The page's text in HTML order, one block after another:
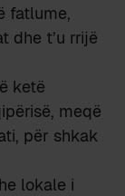
fatlume,
dhe t’u rrijë
ketë
meqë
për shkak
lokale i